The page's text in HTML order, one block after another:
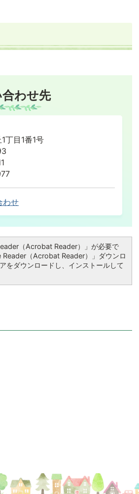
わせ先
丁目1番1号
わせ
（Acrobat Reader）」が必要で
（Acrobat Reader）」ダウンロ
をダウンロードし、インストールして